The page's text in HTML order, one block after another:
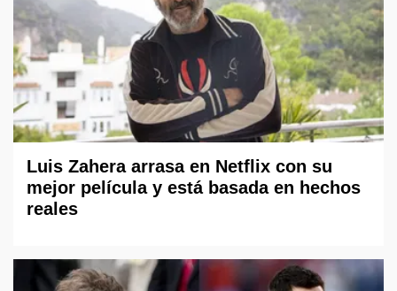
Luis Zahera arrasa en Netflix con su
mejor película y está basada en hechos
reales